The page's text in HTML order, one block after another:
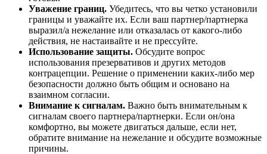
Уважение границ. Убедитесь, что вы четко установили
границы и уважайте их. Если ваш партнер/партнерка
выразил/а нежелание или отказалась от какого-либо
действия, не настаивайте и не прессуйте.
Использование защиты. Обсудите вопрос
использования презервативов и других методов
контрацепции. Решение о применении каких-либо мер
безопасности должно быть общим и основано на
взаимном согласии.
Внимание к сигналам. Важно быть внимательным к
сигналам своего партнера/партнерки. Если он/она
комфортно, вы можете двигаться дальше, если нет,
обратите внимание на нежелание и обсудите возможные
причины.